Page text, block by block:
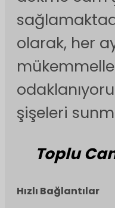
olarak, her
şişeleri
Toplu
Hızlı Bağlantılar